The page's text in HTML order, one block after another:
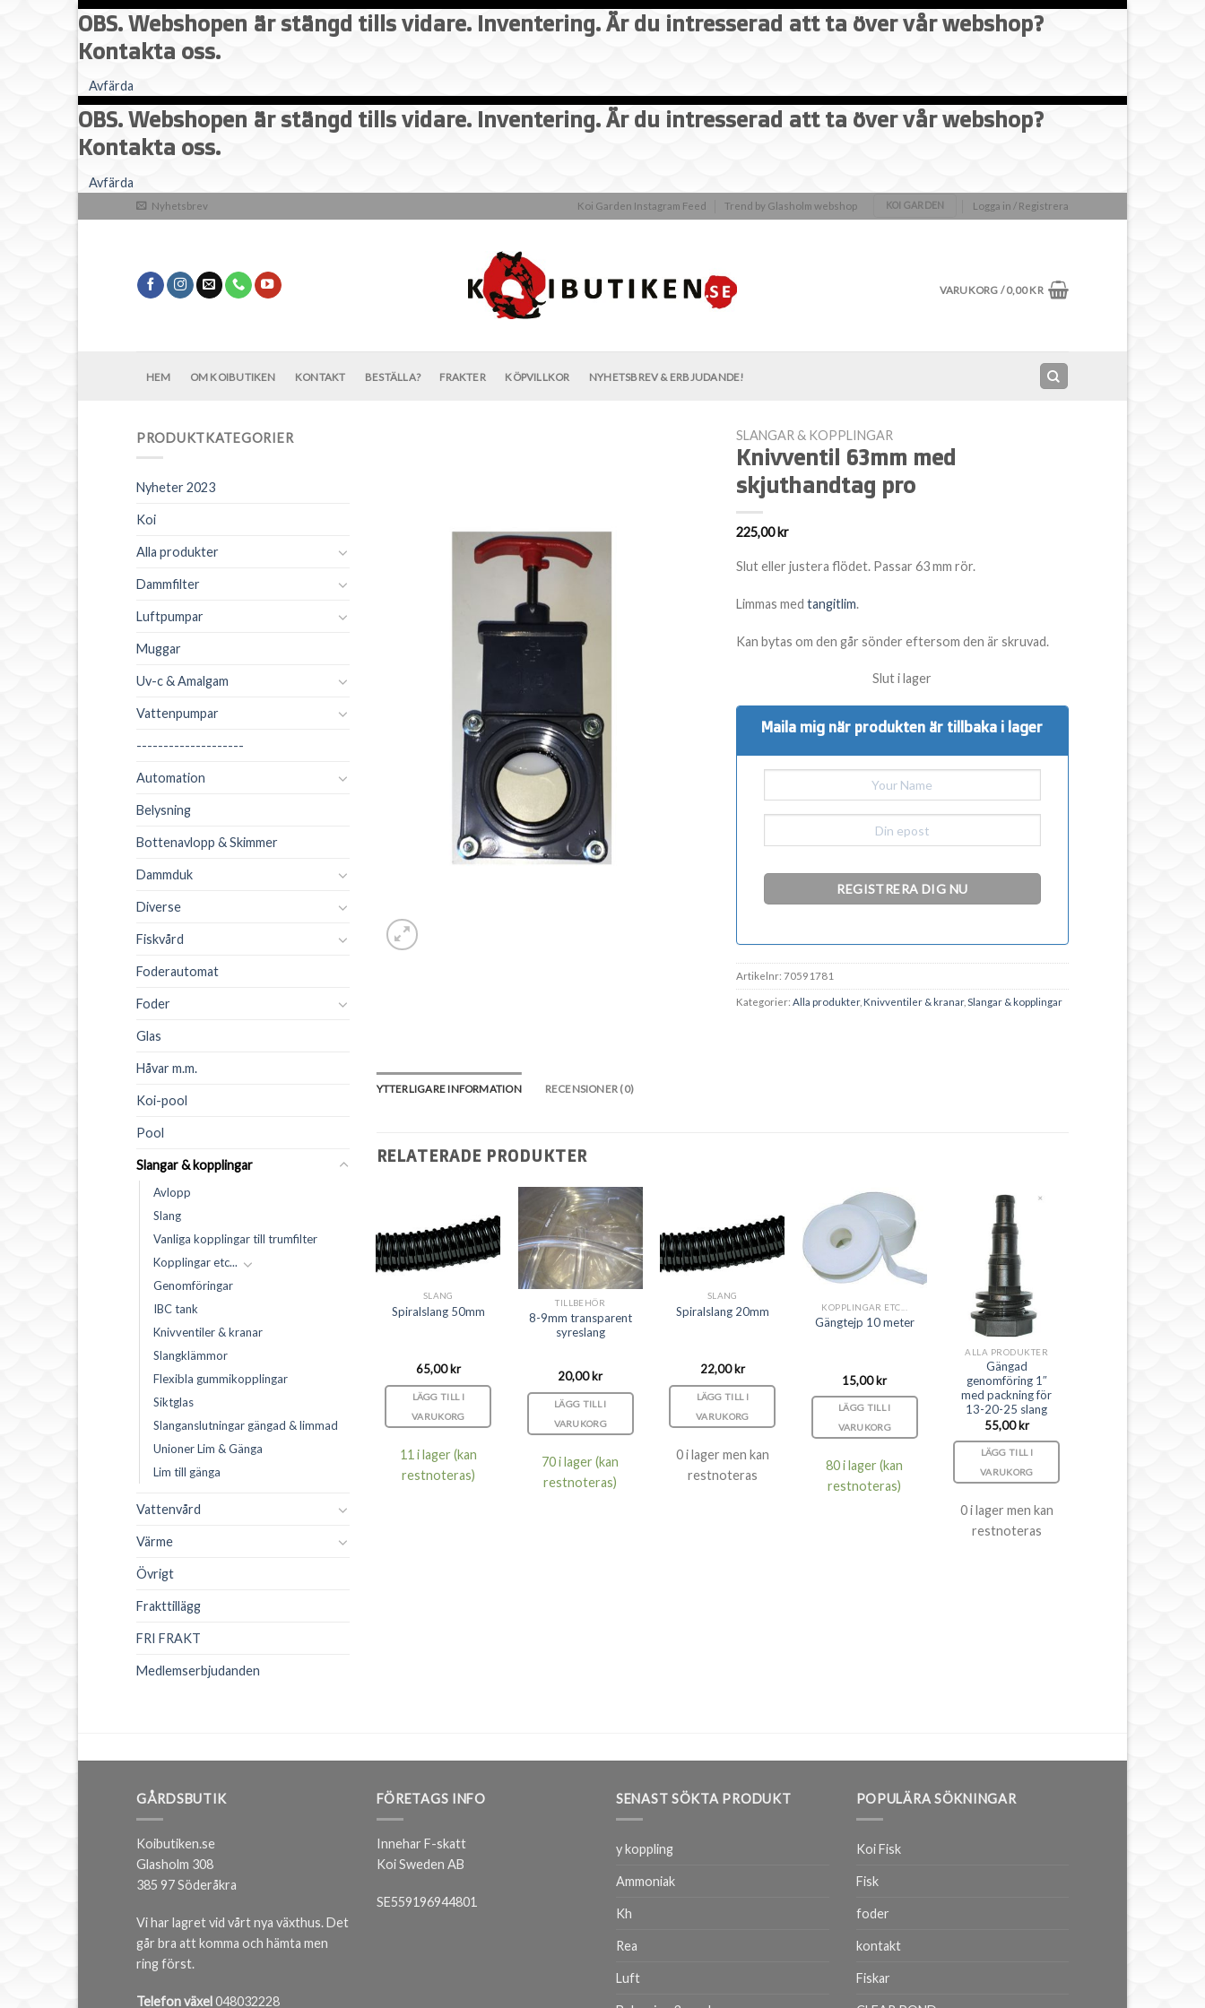
OBS. Webshopen är stängd tills vidare. Inventering. Är du intresserad att ta över vår webshop?
Kontakta oss.
Avfärda
OBS. Webshopen är stängd tills vidare. Inventering. Är du intresserad att ta över vår webshop?
Kontakta oss.
Avfärda
to
content
Nyhetsbrev Koi Garden Instagram Feed Trend by Glasholm webshop KOI GARDEN Logga in / Registrera
VARUKORG /0,00KR
HEM OM KOIBUTIKEN KONTAKT BESTÄLLA? FRAKTER KÖPVILLKOR NYHETSBREV & ERBJUDANDE!
PRODUKTKATEGORIER
Nyheter 2023
Koi
Alla produkter
Dammfilter
Luftpumpar
Muggar
Uv-c & Amalgam
Vattenpumpar
--------------------
Automation
Belysning
Bottenavlopp & Skimmer
Dammduk
Diverse
Fiskvård
Foderautomat
Foder
Glas
Håvar m.m.
Koi-pool
Pool
Slangar & kopplingar
Avlopp
Slang
Vanliga kopplingar till trumfilter
Kopplingar etc...
Genomföringar
IBC tank
Knivventiler & kranar
Slangklämmor
Flexibla gummikopplingar
Siktglas
Slanganslutningar gängad & limmad
Unioner Lim & Gänga
Lim till gänga
Vattenvård
Värme
Övrigt
Frakttillägg
FRI FRAKT
Medlemserbjudanden
SLANGAR & KOPPLINGAR
Knivventil 63mm med
skjuthandtag pro
225,00kr
Slut eller justera flödet. Passar 63 mm rör.
Limmas med tangitlim.
Kan bytas om den går sönder eftersom den är skruvad.
Slut i lager
Maila mig när produkten är tillbaka i lager
Artikelnr: 70591781
Kategorier: Alla produkter, Knivventiler & kranar, Slangar & kopplingar
YTTERLIGARE INFORMATION RECENSIONER (0)
RELATERADE PRODUKTER
SLANG
Spiralslang 50mm
65,00kr
LÄGG TILL I
VARUKORG
11 i lager (kan
restnoteras)
TILLBEHÖR
8-9mm transparent
syreslang
20,00kr
LÄGG TILL I
VARUKORG
70 i lager (kan
restnoteras)
SLANG
Spiralslang 20mm
22,00kr
LÄGG TILL I
VARUKORG
0 i lager men kan
restnoteras
KOPPLINGAR ETC...
Gängtejp 10 meter
15,00kr
LÄGG TILL I
VARUKORG
80 i lager (kan
restnoteras)
ALLA PRODUKTER
Gängad
genomföring 1″
med packning för
13-20-25 slang
55,00kr
LÄGG TILL I
VARUKORG
0 i lager men kan
restnoteras
ALLA PRODUKTER
Genomföring
110mm
195,00kr
LÄGG TILL I
VARUKORG
3 i lager (kan
36 i lager (kan
GÅRDSBUTIK
Koibutiken.se
Glasholm 308
385 97 Söderåkra
Vi har lagret vid vårt nya växthus. Det
går bra att komma och hämta men
ring först.
Telefon växel048032228
FÖRETAGS INFO
Innehar F-skatt
Koi Sweden AB
SE559196944801
SENAST SÖKTA PRODUKT
y koppling
Ammoniak
Kh
Rea
Luft
POPULÄRA SÖKNINGAR
Koi Fisk
Fisk
foder
kontakt
Fiskar